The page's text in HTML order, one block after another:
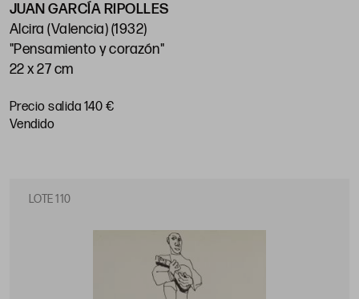
JUAN GARCÍA RIPOLLES
Alcira (Valencia) (1932)
"Pensamiento y corazón"
22 x 27 cm
Precio salida 140 €
vendido
LOTE 110